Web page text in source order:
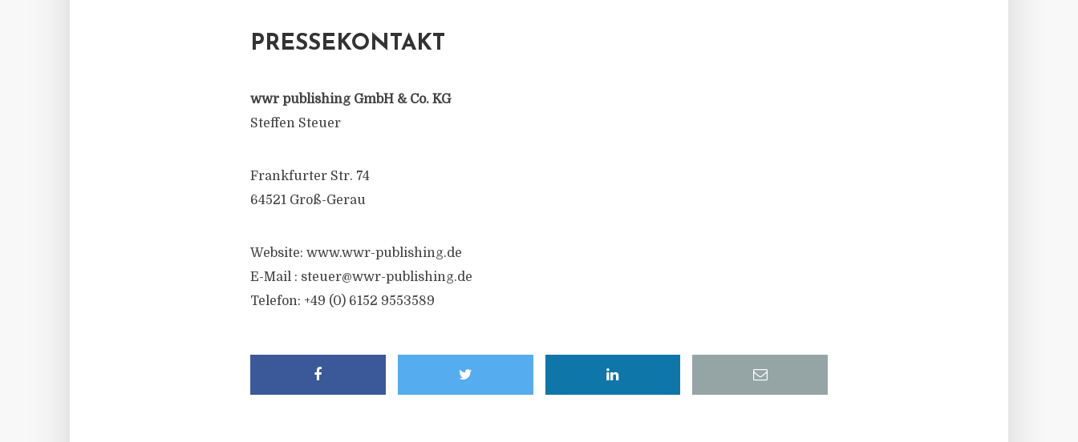
PRESSEKONTAKT
wwr publishing GmbH & Co. KG
Steffen Steuer
Frankfurter Str. 74
64521 Groß-Gerau
Website: www.wwr-publishing.de
E-Mail : steuer@wwr-publishing.de
Telefon: +49 (0) 6152 9553589